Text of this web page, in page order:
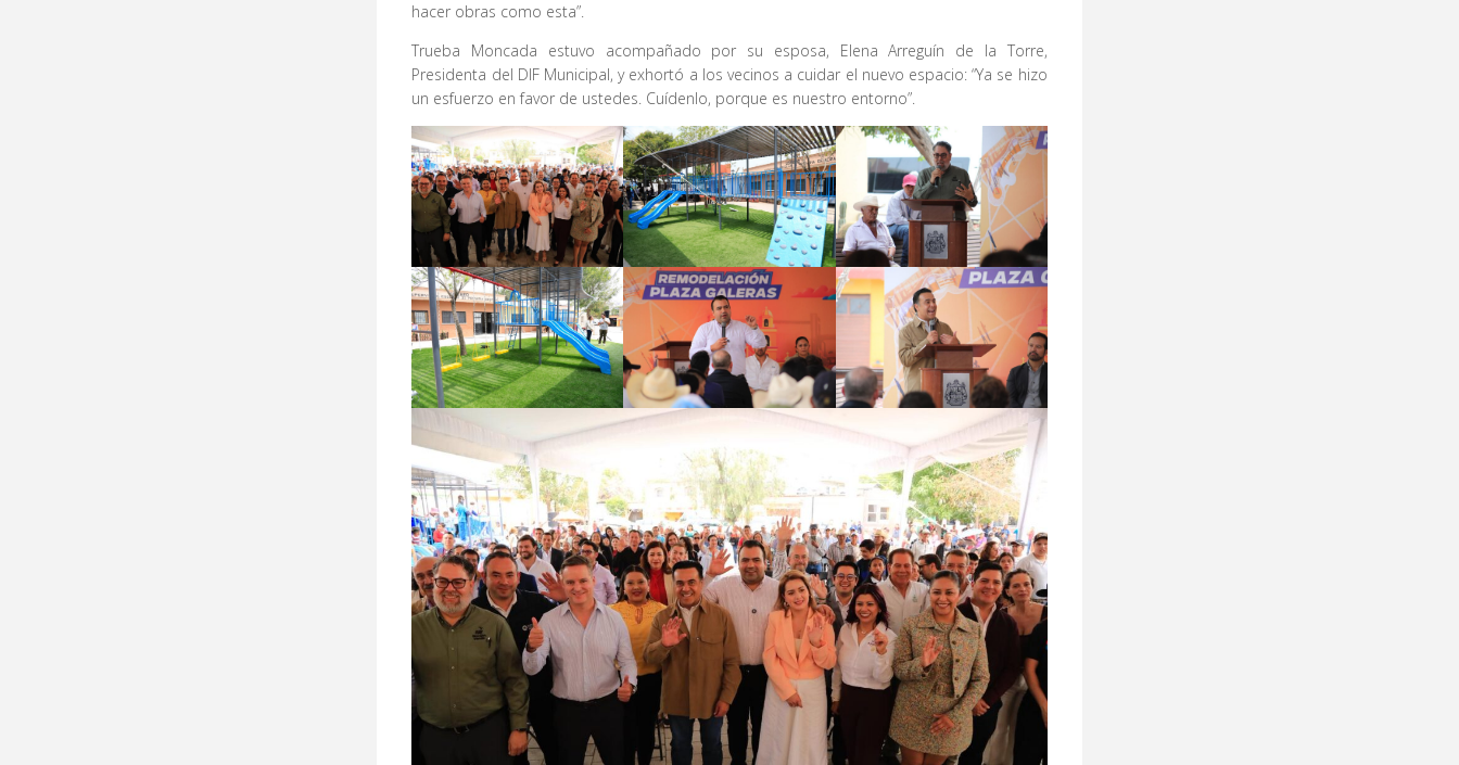
hacer obras como esta”.
Trueba Moncada estuvo acompañado por su esposa, Elena Arreguín de la Torre,
Presidenta del DIF Municipal, y exhortó a los vecinos a cuidar el nuevo espacio: “Ya se hizo
un esfuerzo en favor de ustedes. Cuídenlo, porque es nuestro entorno”.